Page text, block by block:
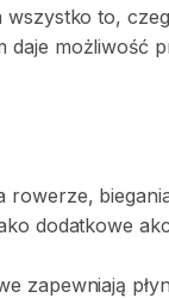
wszystko to​,​
daje możliwość
rowerze​,​
dodatkowe
zapewniają